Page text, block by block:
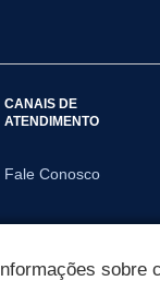
CANAIS DE
ATENDIMENTO
Fale Conosco